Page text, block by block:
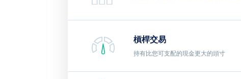
槓桿交易
持有比您可支配的現金更大的頭寸